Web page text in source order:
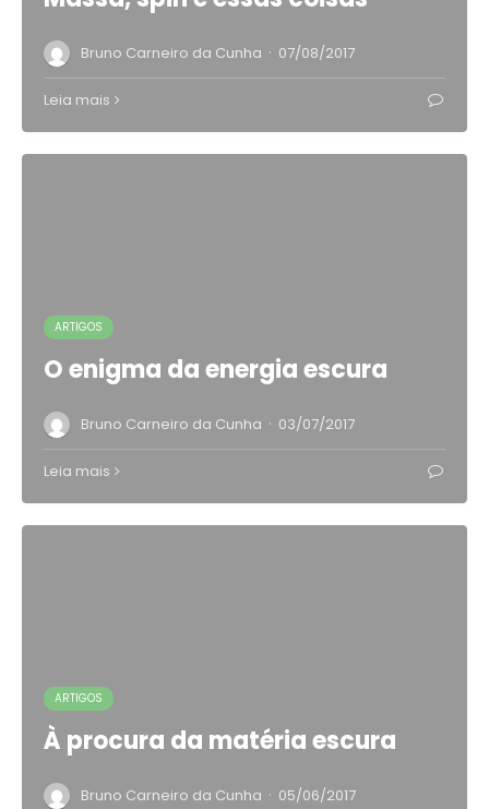
Bruno Carneiro da Cunha · 07/08/2017
Leia mais
ARTIGOS
O enigma da energia escura
Bruno Carneiro da Cunha · 03/07/2017
Leia mais
ARTIGOS
À procura da matéria escura
Bruno Carneiro da Cunha · 05/06/2017